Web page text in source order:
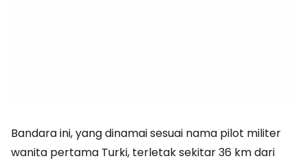
Bandara ini, yang dinamai sesuai nama pilot militer
wanita pertama Turki, terletak sekitar 36 km dari